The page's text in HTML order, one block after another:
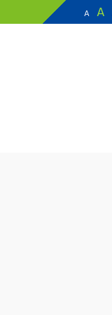
A A